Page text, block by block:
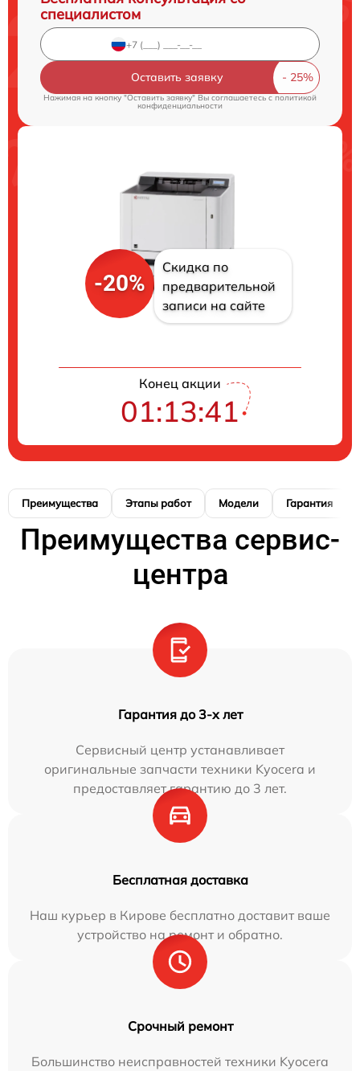
специалистом
Оставить заявку
Нажимая на кнопку "Оставить заявку" Вы соглашаетесь c политикой
конфиденциальности
-20%
Скидка по
предварительной
записи на сайте
Конец акции
01:13:40
Преимущества Этапы работ Модели Гарантия
Преимущества сервис-
центра
Гарантия до 3-х лет
Сервисный центр устанавливает
оригинальные запчасти техники Kyocera и
предоставляет гарантию до 3 лет.
Бесплатная доставка
Наш курьер в Кирове бесплатно доставит ваше
устройство на ремонт и обратно.
Срочный ремонт
Большинство неисправностей техники Kyocera